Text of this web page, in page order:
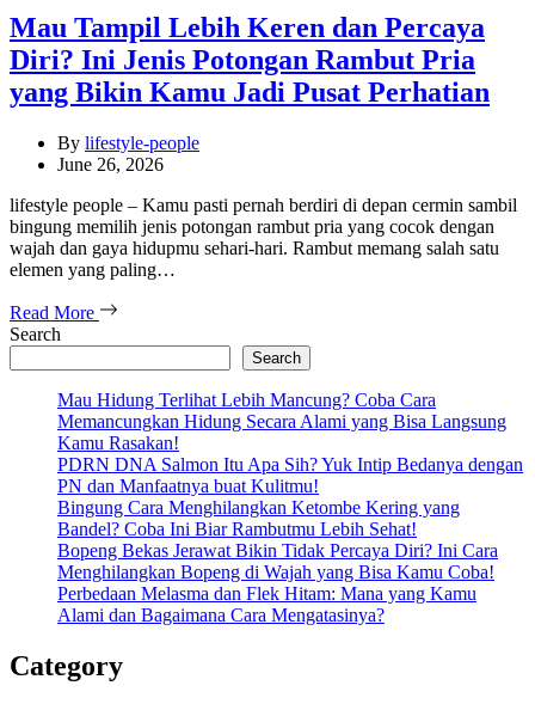
Mau Tampil Lebih Keren dan Percaya
Diri? Ini Jenis Potongan Rambut Pria
yang Bikin Kamu Jadi Pusat Perhatian
By lifestyle-people
June 26, 2026
lifestyle people – Kamu pasti pernah berdiri di depan cermin sambil
bingung memilih jenis potongan rambut pria yang cocok dengan
wajah dan gaya hidupmu sehari-hari. Rambut memang salah satu
elemen yang paling…
Read More
Search
Search
Mau Hidung Terlihat Lebih Mancung? Coba Cara
Memancungkan Hidung Secara Alami yang Bisa Langsung
Kamu Rasakan!
PDRN DNA Salmon Itu Apa Sih? Yuk Intip Bedanya dengan
PN dan Manfaatnya buat Kulitmu!
Bingung Cara Menghilangkan Ketombe Kering yang
Bandel? Coba Ini Biar Rambutmu Lebih Sehat!
Bopeng Bekas Jerawat Bikin Tidak Percaya Diri? Ini Cara
Menghilangkan Bopeng di Wajah yang Bisa Kamu Coba!
Perbedaan Melasma dan Flek Hitam: Mana yang Kamu
Alami dan Bagaimana Cara Mengatasinya?
Category